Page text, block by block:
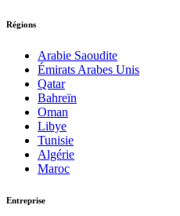
Régions
Arabie Saoudite
Émirats Arabes Unis
Qatar
Bahreïn
Oman
Libye
Tunisie
Algérie
Maroc
Entreprise